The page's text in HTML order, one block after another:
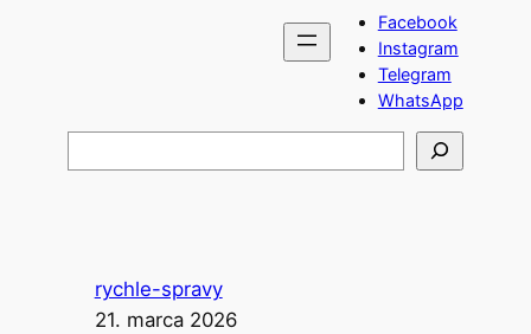
Facebook
Instagram
Telegram
WhatsApp
ľ
rychle-spravy
21. marca 2026